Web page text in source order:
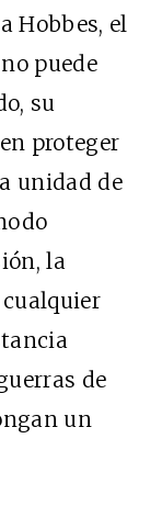
Hobbes, el
puede
su
proteger
unidad de
la
de
un